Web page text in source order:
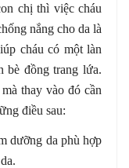
chị thì việc cháu
nắng cho da là
cháu có một làn
bè đồng trang lứa.
thay vào đó cần
điều sau:
dưỡng da phù hợp